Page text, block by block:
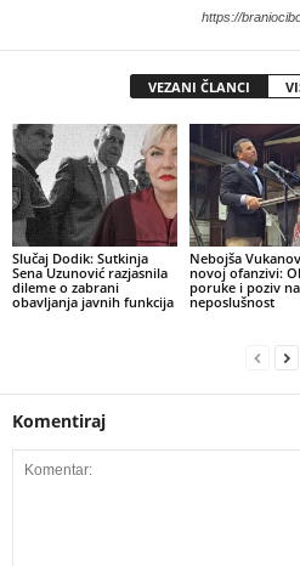
https://
VEZANI ČLANCI
Slučaj Dodik: Sutkinja
Sena Uzunović razjasnila
dileme o zabrani
obavljanja javnih funkcija
Nebojša
novoj ofanzivi:
poruke i poziv na
neposlušnost
Komentiraj